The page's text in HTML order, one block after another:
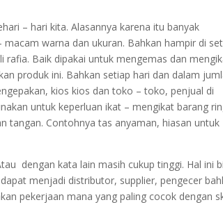
– hari kita. Alasannya karena itu banyak
warna dan ukuran. Bahkan hampir di
Baik dipakai untuk mengemas dan
produk ini. Bahkan setiap hari dan dalam
kios kios dan toko – toko, penjual di
untuk keperluan ikat – mengikat barang
tangan. Contohnya tas anyaman, hiasan untuk
dengan kata lain masih cukup tinggi. Hal ini
menjadi distributor, supplier, pengecer
pekerjaan mana yang paling cocok dengan